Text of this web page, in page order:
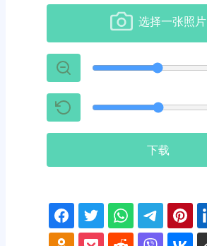
选择一张照片
下载